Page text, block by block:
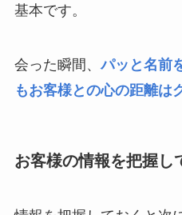
基本です。
会った瞬間、パッと名前
もお客様との心の距離は
お客様の情報を把握し